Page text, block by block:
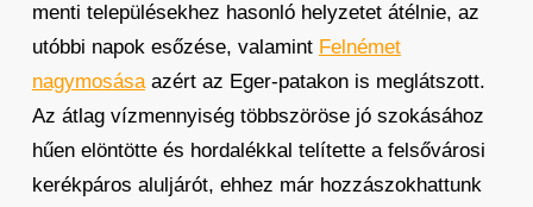
menti településekhez hasonló helyzetet átélnie, az
utóbbi napok esőzése, valamint Felnémet
nagymosásaazért az Eger-patakon is meglátszott.
Az átlag vízmennyiség többszöröse jó szokásához
hűen elöntötte és hordalékkal telítette a felsővárosi
kerékpáros aluljárót, ehhez már hozzászokhattunk